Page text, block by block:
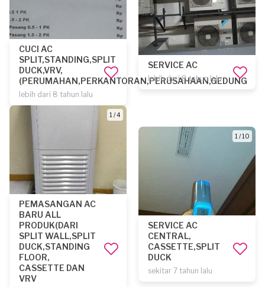
CUCI AC
SPLIT,STANDING,SPLIT
DUCK,VRV,
(PERUMAHAN,PERKANTORAN,PERUSAHAAN,GEDUNG
lebih dari 8 tahun lalu
SERVICE AC
lebih dari 8 tahun lalu
1 / 4
PEMASANGAN AC
BARU ALL
PRODUK(DARI
SPLIT WALL,SPLIT
DUCK,STANDING
FLOOR,
CASSETTE DAN
VRV
1 / 10
SERVICE AC
CENTRAL,
CASSETTE,SPLIT
DUCK
sekitar 7 tahun lalu